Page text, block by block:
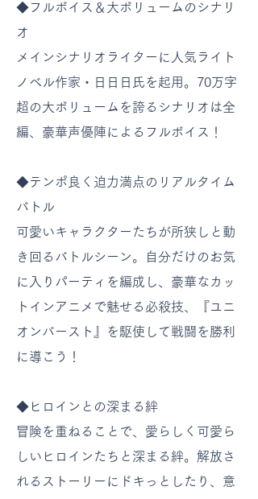
◆フルボイス＆大ボリュームのシナリ
オ
メインシナリオライターに人気ライト
ノベル作家・日日日氏を起用。70万字
超の大ボリュームを誇るシナリオは全
編、豪華声優陣によるフルボイス！
◆テンポ良く迫力満点のリアルタイム
バトル
可愛いキャラクターたちが所狭しと動
き回るバトルシーン。自分だけのお気
に入りパーティを編成し、豪華なカッ
トインアニメで魅せる必殺技、『ユニ
オンバースト』を駆使して戦闘を勝利
に導こう！
◆ヒロインとの深まる絆
冒険を重ねることで、愛らしく可愛ら
しいヒロインたちと深まる絆。解放さ
れるストーリーにドキっとしたり、意